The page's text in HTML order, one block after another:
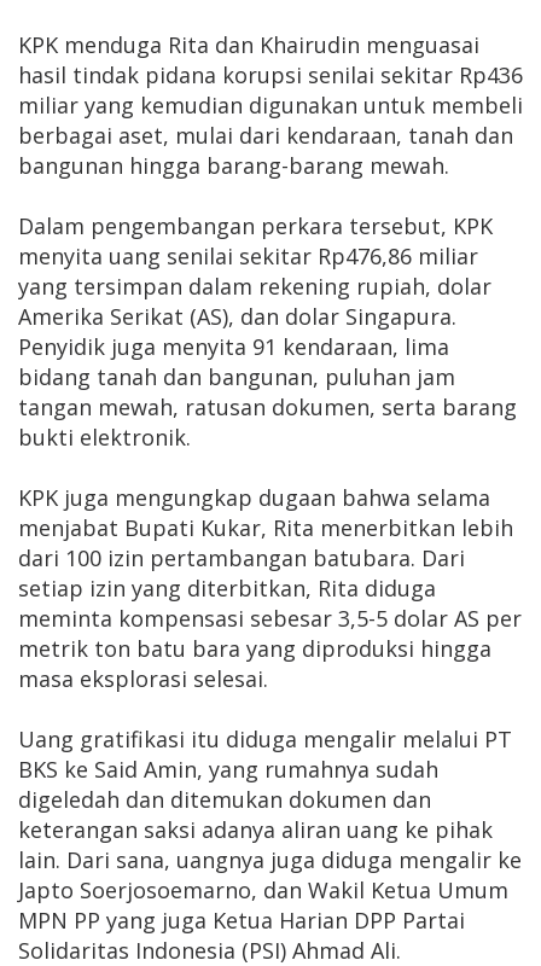
KPK menduga Rita dan Khairudin menguasai
hasil tindak pidana korupsi senilai sekitar Rp436
miliar yang kemudian digunakan untuk membeli
berbagai aset, mulai dari kendaraan, tanah dan
bangunan hingga barang-barang mewah.
Dalam pengembangan perkara tersebut, KPK
menyita uang senilai sekitar Rp476,86 miliar
yang tersimpan dalam rekening rupiah, dolar
Amerika Serikat (AS), dan dolar Singapura.
Penyidik juga menyita 91 kendaraan, lima
bidang tanah dan bangunan, puluhan jam
tangan mewah, ratusan dokumen, serta barang
bukti elektronik.
KPK juga mengungkap dugaan bahwa selama
menjabat Bupati Kukar, Rita menerbitkan lebih
dari 100 izin pertambangan batubara. Dari
setiap izin yang diterbitkan, Rita diduga
meminta kompensasi sebesar 3,5-5 dolar AS per
metrik ton batu bara yang diproduksi hingga
masa eksplorasi selesai.
Uang gratifikasi itu diduga mengalir melalui PT
BKS ke Said Amin, yang rumahnya sudah
digeledah dan ditemukan dokumen dan
keterangan saksi adanya aliran uang ke pihak
lain. Dari sana, uangnya juga diduga mengalir ke
Japto Soerjosoemarno, dan Wakil Ketua Umum
MPN PP yang juga Ketua Harian DPP Partai
Solidaritas Indonesia (PSI) Ahmad Ali.